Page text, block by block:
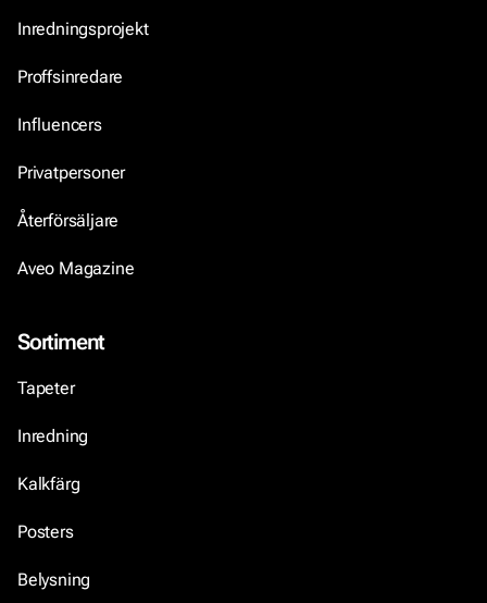
Inredningsprojekt
Proffsinredare
Influencers
Privatpersoner
Återförsäljare
Aveo Magazine
Sortiment
Tapeter
Inredning
Kalkfärg
Posters
Belysning